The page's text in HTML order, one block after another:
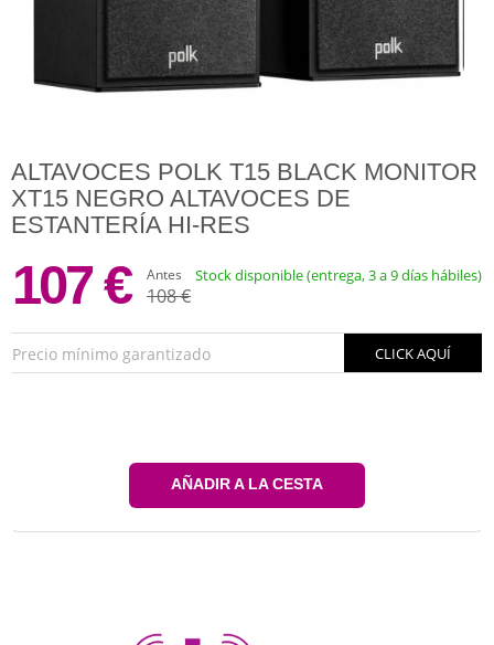
ALTAVOCES POLK T15 BLACK MONITOR
XT15 NEGRO ALTAVOCES DE
ESTANTERÍA HI-RES
107 € Antes
108 €
Stock disponible (entrega, 3 a 9 días hábiles)
Precio mínimo garantizado CLICK AQUÍ
AÑADIR A LA CESTA